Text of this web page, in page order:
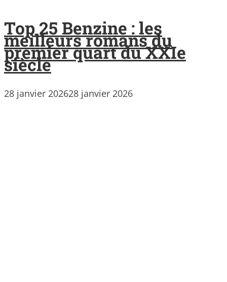
Top 25 Benzine : les
meilleurs romans du
premier quart du XXIe
siècle
28 janvier 202628 janvier 2026